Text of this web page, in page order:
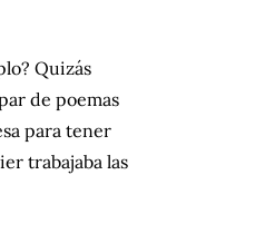
Quizás
de poemas
para tener
trabajaba las